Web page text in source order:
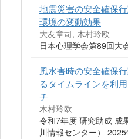
地震災害の安全確保
環境の変動効果
大友章司, 木村玲欧
日本心理学会第89回大
風水害時の安全確保
るタイムラインを利
チ
木村玲欧
令和7年度 研究助成 成
川情報センター）